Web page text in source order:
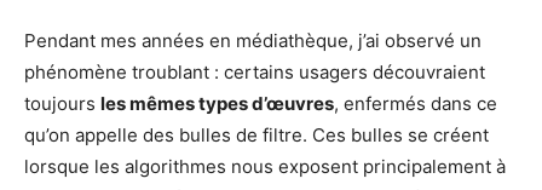
Pendant mes années en médiathèque, j’ai observé un
phénomène troublant : certains usagers découvraient
toujours les mêmes types d’œuvres, enfermés dans ce
qu’on appelle des bulles de filtre. Ces bulles se créent
lorsque les algorithmes nous exposent principalement à